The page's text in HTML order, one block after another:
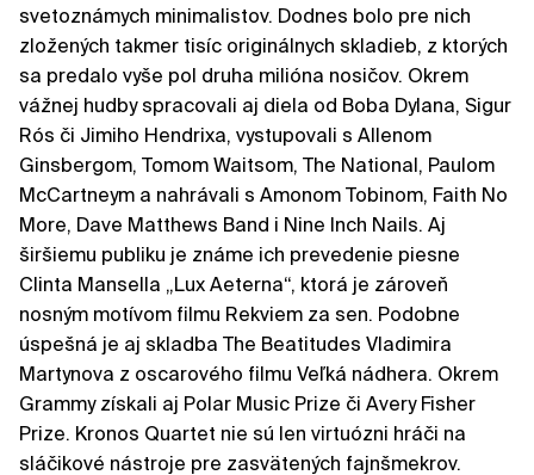
svetoznámych minimalistov. Dodnes bolo pre nich
zložených takmer tisíc originálnych skladieb, z ktorých
sa predalo vyše pol druha milióna nosičov. Okrem
vážnej hudby spracovali aj diela od Boba Dylana, Sigur
Rós či Jimiho Hendrixa, vystupovali s Allenom
Ginsbergom, Tomom Waitsom, The National, Paulom
McCartneym a nahrávali s Amonom Tobinom, Faith No
More, Dave Matthews Band i Nine Inch Nails. Aj
širšiemu publiku je známe ich prevedenie piesne
Clinta Mansella „Lux Aeterna“, ktorá je zároveň
nosným motívom filmu Rekviem za sen. Podobne
úspešná je aj skladba The Beatitudes Vladimira
Martynova z oscarového filmu Veľká nádhera. Okrem
Grammy získali aj Polar Music Prize či Avery Fisher
Prize. Kronos Quartet nie sú len virtuózni hráči na
sláčikové nástroje pre zasvätených fajnšmekrov.